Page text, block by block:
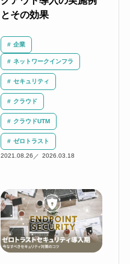
とその効果
企業
ネットワークインフラ
セキュリティ
クラウド
クラウドUTM
ゼロトラスト
2021.08.26 2026.03.18